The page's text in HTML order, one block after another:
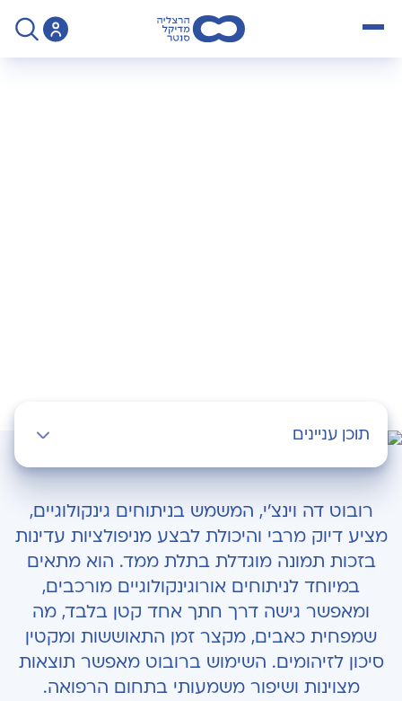
תוכן עניינים
גינקולוגיים?
ה'בונוס': ניתוח שלם דרך חתך אחד קטן
שליטה טובה יותר - ותוצאות טובות יותר
רובוט דה וינצ'י, המשמש בניתוחים גינקולוגיים,
מציע דיוק מרבי והיכולת לבצע מניפולציות עדינות
בזכות תמונה מוגדלת בתלת ממד. הוא מתאים
במיוחד לניתוחים אורוגינקולוגיים מורכבים,
ומאפשר גישה דרך חתך אחד קטן בלבד, מה
שמפחית כאבים, מקצר זמן התאוששות ומקטין
סיכון לזיהומים. השימוש ברובוט מאפשר תוצאות
מצוינות ושיפור משמעותי בתחום הרפואה.